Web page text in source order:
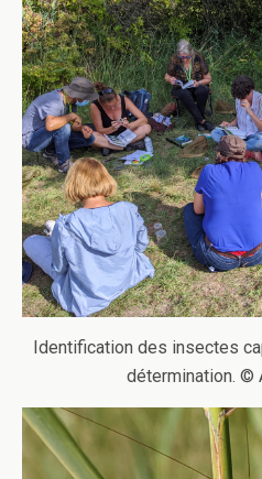
Identification des insectes
détermination. ©